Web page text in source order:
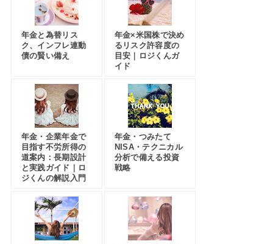
年金と為替リス
ク、インフレ連動
債の賢い備え
年金×米国株で決め
るリスク許容度の
目安｜ロジくんガ
イド
年金・企業年金で
目指す不労所得の
道案内：長期設計
と実践ガイド｜ロ
ジくんの解説入門
年金・つみたて
NISA・テクニカル
分析で備える投資
戦略